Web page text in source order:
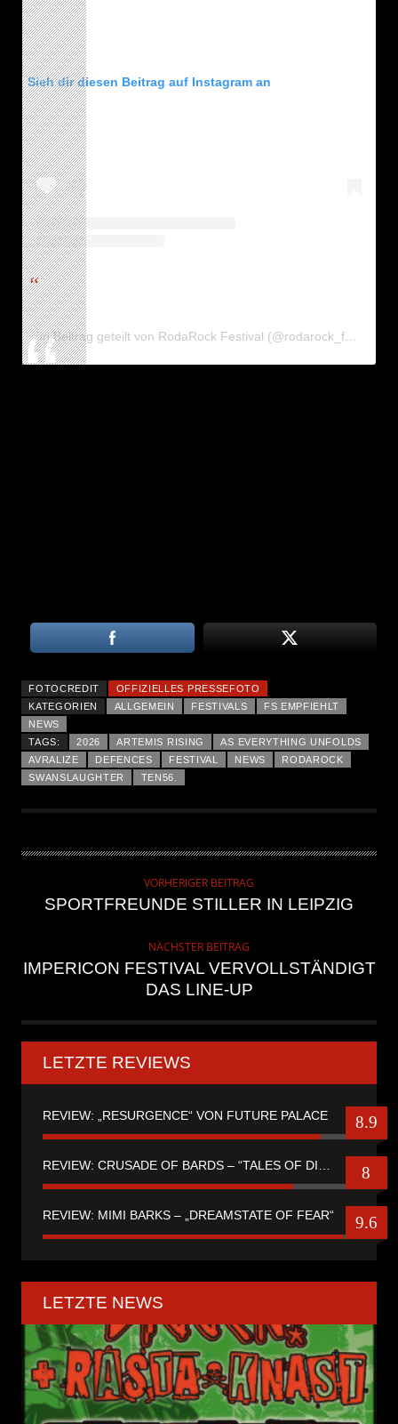
Sieh dir diesen Beitrag auf Instagram an
Ein Beitrag geteilt von RodaRock Festival (@rodarock_festival)
FOTOCREDIT
OFFIZIELLES PRESSEFOTO
KATEGORIEN
ALLGEMEIN FESTIVALS
FS EMPFIEHLT
NEWS
TAGS:
2026 ARTEMIS RISING
AS EVERYTHING UNFOLDS
AVRALIZE
DEFENCES FESTIVAL NEWS
RODAROCK
SWANSLAUGHTER
TEN56.
VORHERIGER BEITRAG
SPORTFREUNDE STILLER IN LEIPZIG
NÄCHSTER BEITRAG
IMPERICON FESTIVAL VERVOLLSTÄNDIGT
DAS LINE-UP
LETZTE REVIEWS
REVIEW: „RESURGENCE“ VON FUTURE PALACE 8.9
8
REVIEW: MIMI BARKS – „DREAMSTATE OF FEAR“ 9.6
LETZTE NEWS